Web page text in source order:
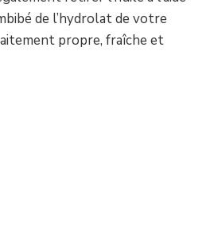
de l’hydrolat de votre
propre, fraîche et